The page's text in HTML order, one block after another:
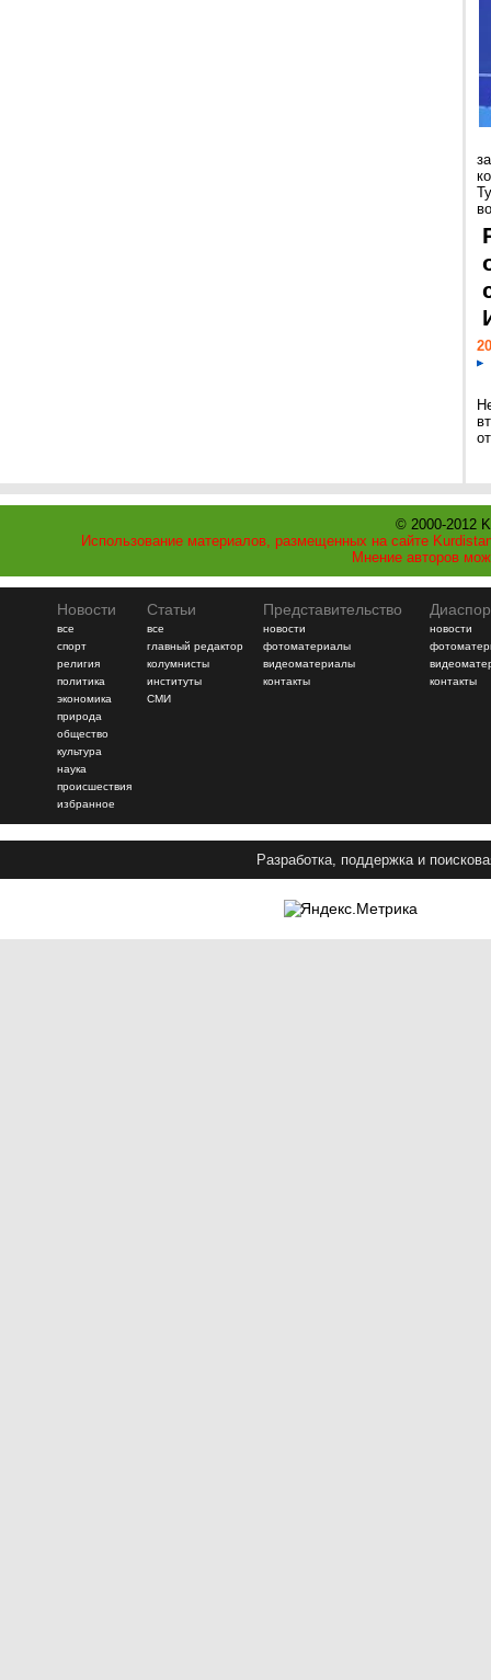
© 2000-2012
Использование материалов, размещенных на сайте
Мнение авторов
Новости
все
спорт
религия
политика
экономика
природа
общество
культура
наука
происшествия
избранное
Статьи
все
главный редактор
колумнисты
институты
СМИ
Представительство
новости
фотоматериалы
видеоматериалы
контакты
новости
контакты
Разработка, поддержка и